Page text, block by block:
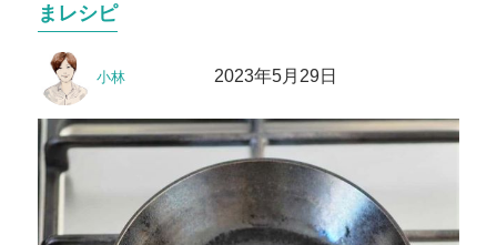
まレシピ
稿
小林稿
2023年5月29日